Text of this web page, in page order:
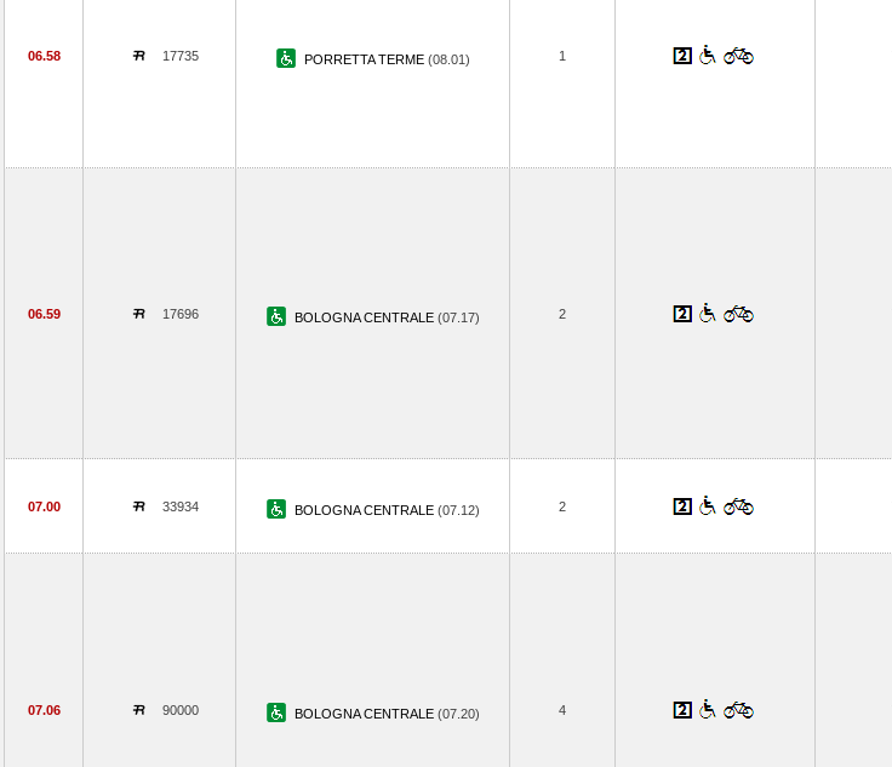
06.58 17735 PORRETTA TERME (08.01) 1
06.59 17696 BOLOGNA CENTRALE (07.17) 2
07.00 33934 BOLOGNA CENTRALE (07.12) 2
07.06 90000 BOLOGNA CENTRALE (07.20) 4